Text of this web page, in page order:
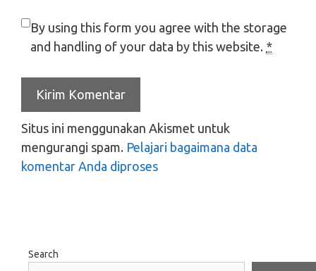
By using this form you agree with the storage
and handling of your data by this website. *
Situs ini menggunakan Akismet untuk
mengurangi spam. Pelajari bagaimana data
komentar Anda diproses
Search